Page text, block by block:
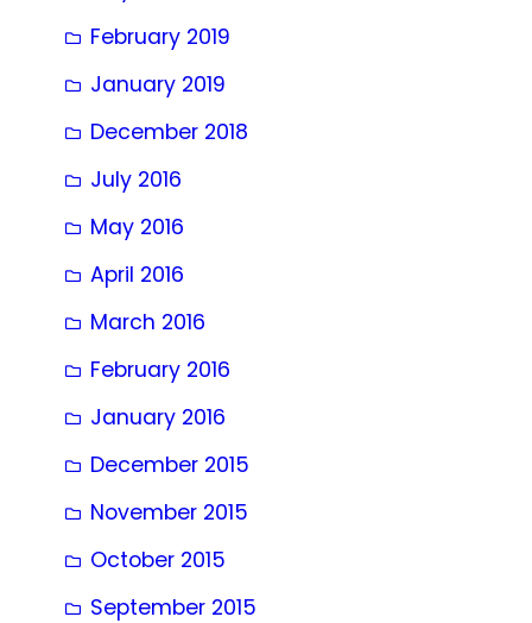
February 2019
January 2019
December 2018
July 2016
May 2016
April 2016
March 2016
February 2016
January 2016
December 2015
November 2015
October 2015
September 2015